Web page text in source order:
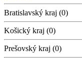
Bratislavský kraj (0)
Košický kraj (0)
Prešovský kraj (0)